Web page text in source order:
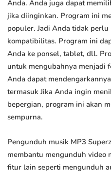
Anda. Anda juga dapat
jika diinginkan. Program ini
populer. Jadi Anda tidak
kompatibilitas. Program ini
Anda ke ponsel, tablet, dll.
untuk mengubahnya menjadi
Anda dapat
termasuk Jika Anda ingin
bepergian, program ini akan
sempurna.
Pengunduh musik MP3
membantu mengunduh video
fitur lain seperti mengunduh